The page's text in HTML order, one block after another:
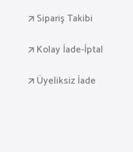
Sipariş Takibi
Kolay İade-İptal
Üyeliksiz İade